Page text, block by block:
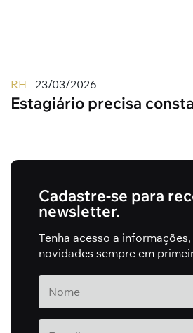
RH 23/03/2026
Estagiário precisa
Cadastre-se para
newsletter.
Tenha acesso a
novidades sempre em